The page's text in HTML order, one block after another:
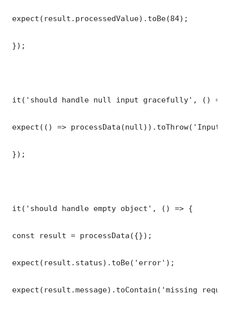
expect(result.processedValue).toBe(84);
});
it('should handle null input gracefully', ()
expect(() =>
});
it('should handle empty object', () => {
const result = processData({});
expect(result.status).toBe('error');
expect(result.message).toContain('missing